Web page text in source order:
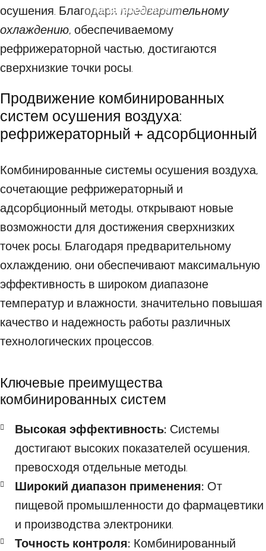
08 ЯНВАРЯ 2025
осушения. Благодаря предварительному
охлаждению, обеспечиваемому
рефрижераторной частью, достигаются
сверхнизкие точки росы.
Продвижение комбинированных
систем осушения воздуха:
рефрижераторный + адсорбционный
Комбинированные системы осушения воздуха,
сочетающие рефрижераторный и
адсорбционный методы, открывают новые
возможности для достижения сверхнизких
точек росы. Благодаря предварительному
охлаждению, они обеспечивают максимальную
эффективность в широком диапазоне
температур и влажности, значительно повышая
качество и надежность работы различных
технологических процессов.
Ключевые преимущества
комбинированных систем
Высокая эффективность: Системы
достигают высоких показателей осушения,
превосходя отдельные методы.
Широкий диапазон применения: От
пищевой промышленности до фармацевтики
и производства электроники.
Точность контроля: Комбинированный